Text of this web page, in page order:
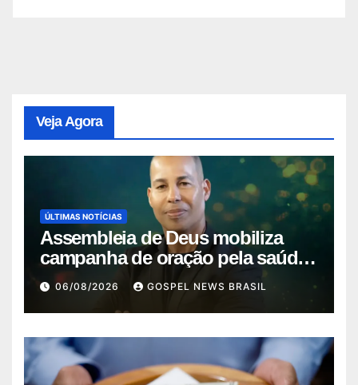
Veja Agora
ÚLTIMAS NOTÍCIAS
Assembleia de Deus mobiliza
campanha de oração pela saúde
do pas…
06/08/2026 GOSPEL NEWS BRASIL